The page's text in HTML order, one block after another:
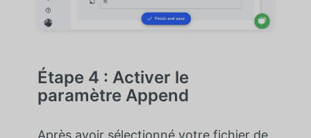
Étape 4 : Activer le
paramètre Append
Après avoir sélectionné votre fichier de